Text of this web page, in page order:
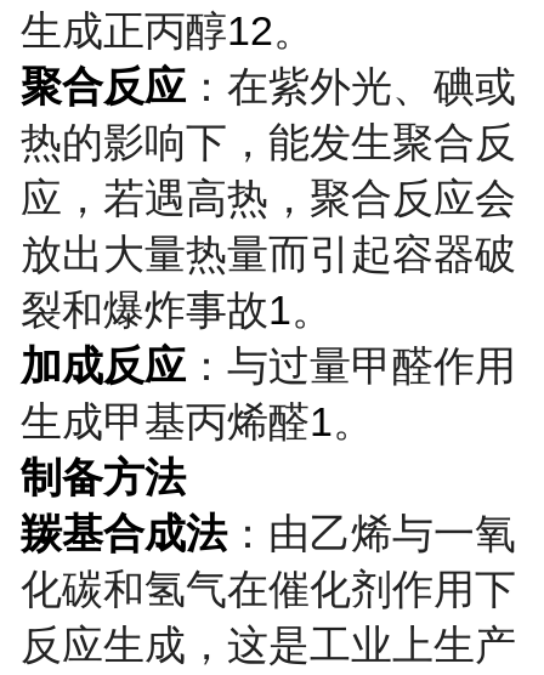
生成正丙醇12。
聚合反应：在紫外光、碘或
热的影响下，能发生聚合反
应，若遇高热，聚合反应会
放出大量热量而引起容器破
裂和爆炸事故1。
加成反应：与过量甲醛作用
生成甲基丙烯醛1。
制备方法
羰基合成法：由乙烯与一氧
化碳和氢气在催化剂作用下
反应生成，这是工业上生产